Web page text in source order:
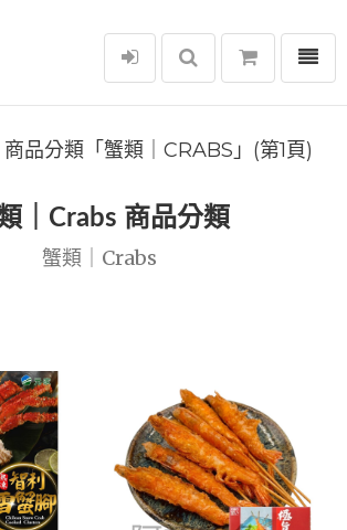
選單
商品分類「️蟹類｜CRABS」(第1頁)
｜Crabs 商品分類
️蟹類｜Crabs